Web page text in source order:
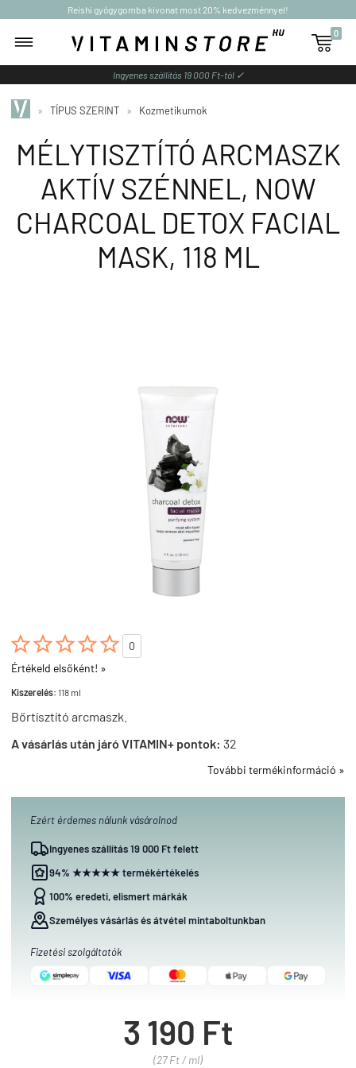
Reishi gyógygomba kivonat most 20% kedvezménnyel!

0
Ingyenes szállítás 19 000 Ft-tól ✓
» TÍPUS SZERINT » Kozmetikumok
MÉLYTISZTÍTÓ ARCMASZK
AKTÍV SZÉNNEL, NOW
CHARCOAL DETOX FACIAL
MASK, 118 ML

0
Értékeld elsőként! »
Kiszerelés: 118 ml
Bőrtísztító arcmaszk.
A vásárlás után járó VITAMIN+ pontok: 32
További termékinformáció »
Ezért érdemes nálunk vásárolnod
Ingyenes szállítás 19 000 Ft felett
94% ★★★★★ termékértékelés
100% eredeti, elismert márkák
Személyes vásárlás és átvétel mintaboltunkban
Fizetési szolgáltatók
3 190 Ft
(27 Ft / ml)